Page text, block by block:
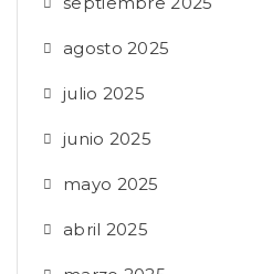
agosto 2025
julio 2025
junio 2025
mayo 2025
abril 2025